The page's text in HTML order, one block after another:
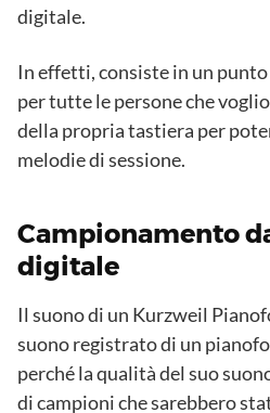
digitale.
In effetti, consiste in un
per tutte le persone che
della propria tastiera per
melodie di sessione.
Campionamento
digitale
Il suono di un Kurzweil
suono registrato di un
perché la qualità del suo
di campioni che sarebbero